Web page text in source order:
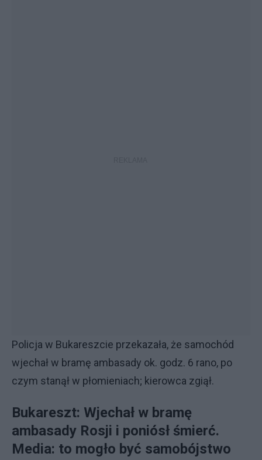
Policja w Bukareszcie przekazała, że samochód
wjechał w bramę ambasady ok. godz. 6 rano, po
czym stanął w płomieniach; kierowca zgiął.
Bukareszt: Wjechał w bramę
ambasady Rosji i poniósł śmierć.
Media: to mogło być samobójstwo